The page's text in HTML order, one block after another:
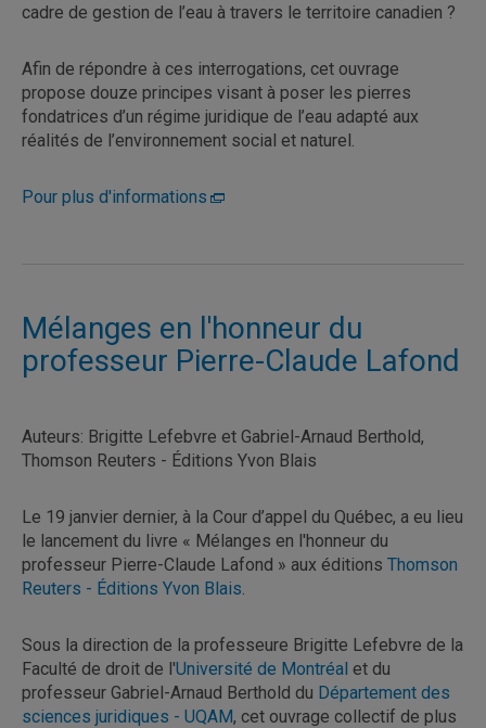
cadre de gestion de l’eau à travers le territoire canadien ?
Afin de répondre à ces interrogations, cet ouvrage
propose douze principes visant à poser les pierres
fondatrices d’un régime juridique de l’eau adapté aux
réalités de l’environnement social et naturel.
Pour plus d'informations
Mélanges en l'honneur du
professeur Pierre-Claude Lafond
Auteurs: Brigitte Lefebvre et Gabriel-Arnaud Berthold,
Thomson Reuters - Éditions Yvon Blais
Le 19 janvier dernier, à la Cour d’appel du Québec, a eu lieu
le lancement du livre « Mélanges en l'honneur du
professeur Pierre-Claude Lafond » aux éditions Thomson
Reuters - Éditions Yvon Blais
Sous la direction de la professeure Brigitte Lefebvre de la
Faculté de droit de l'Université de Montréal et du
professeur Gabriel-Arnaud Berthold du Département des
sciences juridiques - UQAM, cet ouvrage collectif de plus